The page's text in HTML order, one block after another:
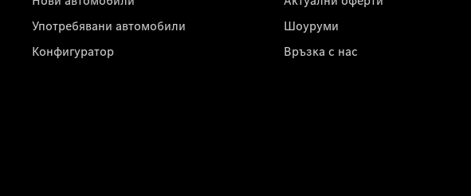
Употребявани автомобили
Конфигуратор
Шоуруми
Връзка с нас